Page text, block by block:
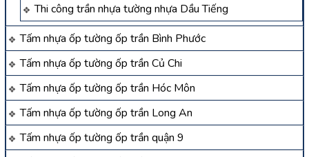
Thi công trần nhựa tường nhựa Dầu Tiếng
Tấm nhựa ốp tường ốp trần Bình Phước
Tấm nhựa ốp tường ốp trần Củ Chi
Tấm nhựa ốp tường ốp trần Hóc Môn
Tấm nhựa ốp tường ốp trần Long An
Tấm nhựa ốp tường ốp trần quận 9